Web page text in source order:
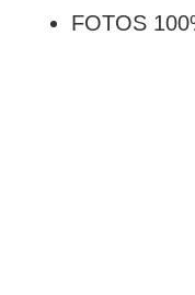
FOTOS